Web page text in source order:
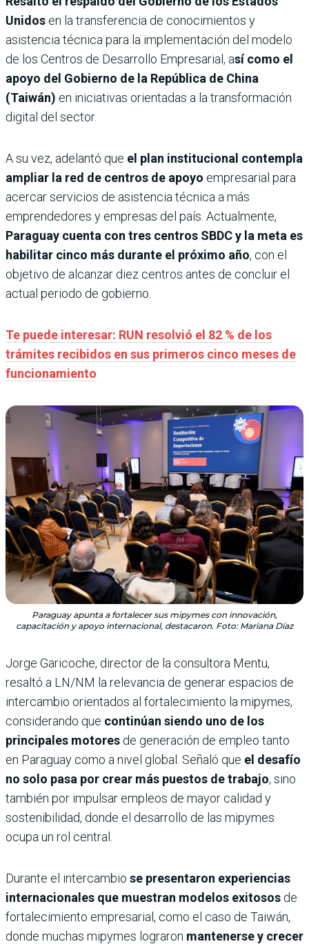
Unidos en la transferencia de conocimientos y
asistencia técnica para la implementación del modelo
de los Centros de Desarrollo Empresarial, así como el
apoyo del Gobierno de la República de China
(Taiwán) en iniciativas orientadas a la transformación
digital del sector.
A su vez, adelantó que el plan institucional contempla
ampliar la red de centros de apoyo empresarial para
acercar servicios de asistencia técnica a más
emprendedores y empresas del país. Actualmente,
Paraguay cuenta con tres centros SBDC y la meta es
habilitar cinco más durante el próximo año, con el
objetivo de alcanzar diez centros antes de concluir el
actual periodo de gobierno.
Te puede interesar: RUN resolvió el 82 % de los
trámites recibidos en sus primeros cinco meses de
funcionamiento
Paraguay apunta a fortalecer sus mipymes con innovación,
capacitación y apoyo internacional, destacaron. Foto: Mariana Díaz
Jorge Garicoche, director de la consultora Mentu,
resaltó a LN/NM la relevancia de generar espacios de
intercambio orientados al fortalecimiento la mipymes,
considerando que continúan siendo uno de los
principales motores de generación de empleo tanto
en Paraguay como a nivel global. Señaló que el desafío
no solo pasa por crear más puestos de trabajo, sino
también por impulsar empleos de mayor calidad y
sostenibilidad, donde el desarrollo de las mipymes
ocupa un rol central.
Durante el intercambio se presentaron experiencias
internacionales que muestran modelos exitosos de
fortalecimiento empresarial, como el caso de Taiwán,
donde muchas mipymes lograron mantenerse y crecer